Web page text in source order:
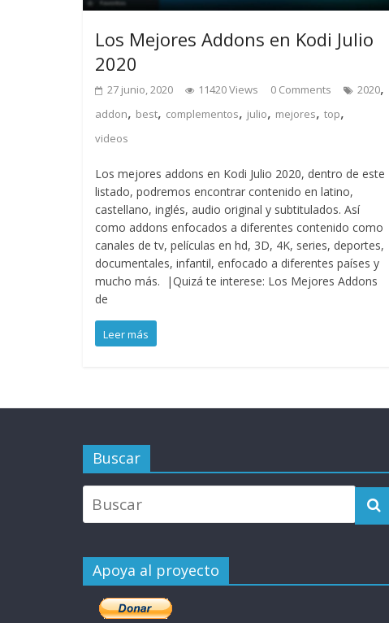
Los Mejores Addons en Kodi Julio
2020
27 junio, 2020 11420 Views 0 Comments 2020,
addon, best, complementos, julio, mejores, top,
videos
Los mejores addons en Kodi Julio 2020, dentro de este
listado, podremos encontrar contenido en latino,
castellano, inglés, audio original y subtitulados. Así
como addons enfocados a diferentes contenido como
canales de tv, películas en hd, 3D, 4K, series, deportes,
documentales, infantil, enfocado a diferentes países y
mucho más. |Quizá te interese: Los Mejores Addons
de
Leer más
Buscar
Apoya al proyecto